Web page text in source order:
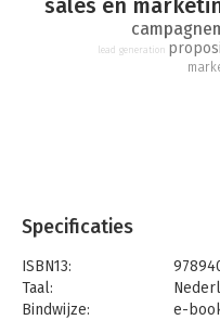
lead generation
Specificaties
ISBN13:
Taal:
Bindwijze:
e-